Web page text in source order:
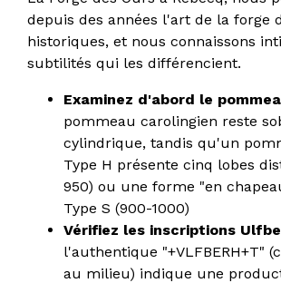
depuis des années l'art de la forge
historiques, et nous connaissons
subtilités qui les différencient.
Examinez d'abord le
pommeau carolingien reste
cylindrique, tandis qu'un
Type H présente cinq lobes
950) ou une forme "en
Type S (900-1000)
Vérifiez les inscriptions
l'authentique "+VLFBERH+T"
au milieu) indique une